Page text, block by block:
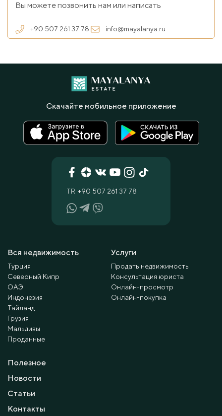
Вы можете позвонить нам или написать
+90 507 261 37 78 info@mayalanya.ru
Вся недвижимость
Турция
Северный Кипр
ОАЭ
Индонезия
Тайланд
Грузия
Мальдивы
Проданные
Услуги
Продать недвижимость
Консультация юриста
Онлайн-просмотр
Онлайн-покупка
Полезное
Новости
Статьи
Контакты
TR +90 507 261 37 78
Скачайте мобильное приложение